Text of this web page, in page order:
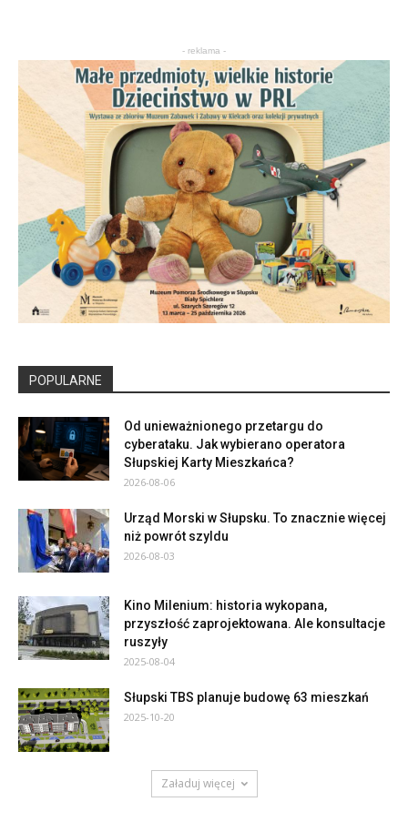
- reklama -
POPULARNE
Od unieważnionego przetargu do
cyberataku. Jak wybierano operatora
Słupskiej Karty Mieszkańca?
2026-08-06
Urząd Morski w Słupsku. To znacznie więcej
niż powrót szyldu
2026-08-03
Kino Milenium: historia wykopana,
przyszłość zaprojektowana. Ale konsultacje
ruszyły
2025-08-04
Słupski TBS planuje budowę 63 mieszkań
2025-10-20
Załaduj więcej